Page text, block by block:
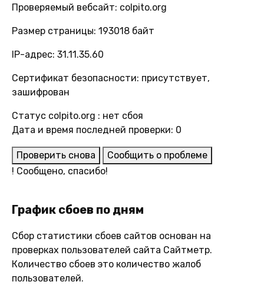
Проверяемый вебсайт: colpito.org
Размер страницы: 193018 байт
IP-адрес: 31.11.35.60
Сертификат безопасности: присутствует,
зашифрован
Статус colpito.org : нет сбоя
Дата и время последней проверки: 0
Проверить снова
Сообщить о проблеме
! Сообщено, спасибо!
График сбоев по дням
Сбор статистики сбоев сайтов основан на
проверках пользователей сайта Сайтметр.
Количество сбоев это количество жалоб
пользователей.